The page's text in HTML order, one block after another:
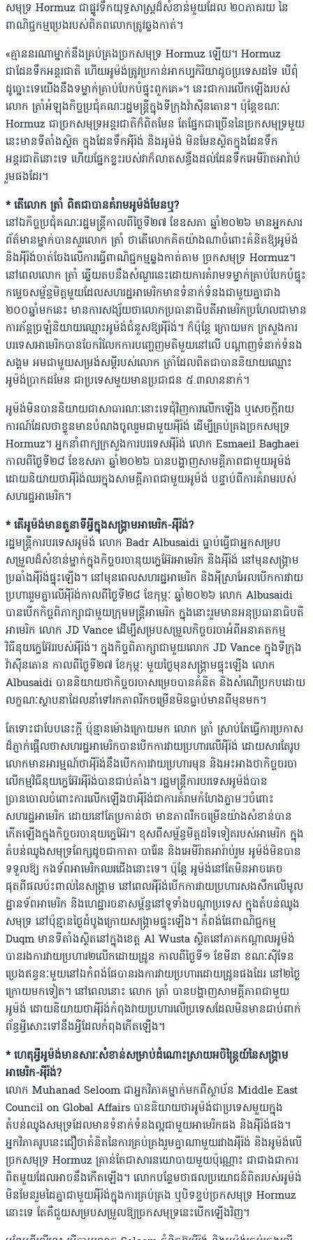
សមុទ្រ Hormuz ជាផ្លូវទឹកយុទ្ធសាស្ត្រដ៏សំខាន់មួយដែល ២០ភាគរយ នៃ
ពាណិជ្ជកម្មប្រេងរបស់ពិភពលោកត្រូវឆ្លងកាត់។
«គ្មាននរណាម្នាក់នឹងគ្រប់គ្រងច្រកសមុទ្រ Hormuz ឡើយ។ Hormuz
ជាដែនទឹកអន្តរជាតិ ហើយអូម៉ង់ត្រូវប្រកាន់អាកប្បកិរិយាដូចប្រទេសដទៃ បើពុំ
ដូច្នោះទេយើងនឹងទម្លាក់គ្រាប់បែកបំផ្ទុះពួកគេ»។ នេះជាការលើកឡើងរបស់
លោក ត្រាំអំឡុងកិច្ចប្រជុំគណៈរដ្ឋមន្ត្រីក្នុងទីក្រុងវ៉ាស៊ីនតោន។ ប៉ុន្តែខណៈ
Hormuz ជាច្រកសមុទ្រអន្តរជាតិក៏ពិតមែន តែផ្នែកជាច្រើននៃច្រកសមុទ្រមួយ
នេះមានទីតាំងស្ថិត ក្នុងដែនទឹកអ៉ីរ៉ង់ និងអូម៉ង់ មិនមែនស្ថិតក្នុងដែនទឹក
អន្តរជាតិនោះទេ ហើយផ្នែកខ្លះរបស់វាក៏លាតសន្ធឹងដល់ដែនទឹកអេមីរ៉ាតអារ៉ាប់
រួមផងដែរ។
* តើលោក ត្រាំ ពិតជាបានគំរាមអូម៉ង់មែនឬ?
នៅឯកិច្ចប្រជុំគណៈរដ្ឋមន្ត្រីកាលពីថ្ងៃទី២៧ ខែឧសភា ឆ្នាំ២០២៦ មានអ្នកសារ
ព័ត៌មានម្នាក់បានសួរលោក ត្រាំ ថាតើលោកគិតយ៉ាងណាចំពោះគំនិតឱ្យអូម៉ង់
និងអ៉ីរ៉ង់ចាត់ចែងលើការធ្វើពាណិជ្ជកម្មឆ្លងកាត់តាម ច្រកសមុទ្រ Hormuz។
នៅពេលលោក ត្រាំ ឆ្លើយតបនឹងសំណួរនេះដោយការគំរាមទម្លាក់គ្រាប់បែកបំផ្ទុះ
កម្ទេចសម្ព័ន្ធមិត្តមួយដែលសហរដ្ឋអាមេរិកមានទំនាក់ទំនងជាមួយគ្នាជាង
២០០ឆ្នាំមកនេះ មានការសង្ស័យថាលោកប្រធានាធិបតីអាមេរិកប្រហែលជាមាន
ការភ័ន្តច្រឡំនិយាយឈ្មោះអូម៉ង់ជំនួសឱ្យអ៉ីរ៉ង់។ ក៏ប៉ុន្តែ ក្រោយមក ក្រសួងការ
បរទេសអាមេរិកបានចែករំលែកការបញ្ចេញមតិមួយនៅលើ បណ្ដាញទំនាក់ទំនង
សង្គម អមជាមួយសម្រង់សម្ដីរបស់លោក ត្រាំដែលពិតជាបាននិយាយឈ្មោះ
អូម៉ង់ប្រាកដមែន ជាប្រទេសមួយមានប្រជាជន ៥.៣លាននាក់។
អូម៉ង់មិនបាននិយាយជាសាធារណៈនោះទេជុំវិញការលើកឡើង ឬសេចក្ដីរាយ
ការណ៍ដែលថាខ្លួនមានបំណងចូលរួមជាមួយអ៉ីរ៉ង់ ដើម្បីគ្រប់គ្រងច្រកសមុទ្រ
Hormuz។ អ្នកនាំពាក្យក្រសួងការបរទេសអ៉ីរ៉ង់ លោក Esmaeil Baghaei
កាលពីថ្ងៃទី២៨ ខែឧសភា ឆ្នាំ២០២៦ បានបង្ហាញសាមគ្គីភាពជាមួយអូម៉ង់
ដោយនិយាយថាអ៉ីរ៉ង់ឈរក្នុងសាមគ្គីភាពជាមួយអូម៉ង់ បន្ទាប់ពីការគំរាមរបស់
សហរដ្ឋអាមេរិក។
* តើអូម៉ង់មានតួនាទីអ្វីក្នុងសង្រ្គាមអាមេរិក-​អ៉ីរ៉ង់?
រដ្ឋមន្ត្រីការបរទេសអូម៉ង់ លោក Badr Albusaidi ធ្លាប់ធ្វើជាអ្នកសម្រប
សម្រួលដ៏សំខាន់ម្នាក់ក្នុងកិច្ចចរចានុយក្លេអ៊ែរអាមេរិក និងអ៉ីរ៉ង់ នៅមុនសង្រ្គាម
ប្រឆាំងអ៉ីរ៉ង់ផ្ទុះឡើង។ នៅមុនពេលសហរដ្ឋអាមេរិក និងអ៉ីស្រាអែលបើកការវាយ
ប្រហាររួមគ្នាលើអ៉ីរ៉ង់កាលពីថ្ងៃទី២៨ ខែកុម្ភៈ ឆ្នាំ២០២៦ លោក Albusaidi
បានបើកកិច្ចពិភាក្សាជាមួយក្រុមមន្ត្រីអាមេរិក ក្នុងនោះរួមមានអនុប្រធានាធិបតី
អាមេរិក លោក JD Vance ដើម្បីសម្របសម្រួលកិច្ចចរចាអំពីអនាគតកម្ម
វិធីនុយក្លេអ៊ែររបស់អ៉ីរ៉ង់។ ក្នុងកិច្ចពិភាក្សាជាមួយលោក JD Vance ក្នុងទីក្រុង
វ៉ាស៊ីនតោន កាលពីថ្ងៃទី២៧ ខែកុម្ភៈ មួយថ្ងៃមុនសង្រ្គាមផ្ទុះឡើង លោក
Albusaidi បាននិយាយថាកិច្ចចរចាសម្រេចបានគំនិត និងសំណើប្រកបដោយ
លក្ខណៈស្ថាបនាដែលនាំទៅរកភាពរីកចម្រើនមិនធ្លាប់មានពីមុនមក។
តែទោះជាបែបនេះក្ដី ប៉ុន្មានម៉ោងក្រោយមក លោក ត្រាំ ស្រាប់តែធ្វើការប្រកាស
ដ៏ភ្ញាក់ផ្អើលថាសហរដ្ឋអាមេរិកបានបើកការវាយប្រហារលើអ៉ីរ៉ង់ ដោយសារតែរូប
លោកមានអារម្មណ៍ថាអ៉ីរ៉ង់នឹងបើកការវាយប្រហារមុន និងអះអាងថាកិច្ចចរចា
លើកម្មវិធីនុយក្លេអ៊ែរអ៉ីរ៉ង់បានជាប់គាំង។ រដ្ឋមន្ត្រីការបរទេសអូម៉ង់បាន
ច្រានចោលចំពោះការលើកឡើងថាអ៉ីរ៉ង់ជាការគំរាមកំហែងភ្លាមៗចំពោះ
សហរដ្ឋអាមេរិក ដោយនៅតែប្រកាន់ថា មានភាពរីកចម្រើនយ៉ាងសំខាន់បាន
កើតឡើងក្នុងកិច្ចចរចានុយក្លេអ៊ែរ។ ខុសពីសម្ព័ន្ធមិត្តដទៃទៀតរបស់អាមេរិក ក្នុង
តំបន់ឈូងសមុទ្រពែក្សដូចជាកាតា បារ៉ែន និងអេមីរ៉ាតអារ៉ាប់រួម អូម៉ង់មិនបាន
ទទួលឱ្យ កងទ័ពអាមេរិកឈរជើងនោះទេ។ ប៉ុន្តែ អូម៉ង់នៅតែមិនអាចគេច
ផុតពីផលប៉ះពាល់នៃសង្រ្គាម នៅពេលអ៉ីរ៉ង់បើកការវាយប្រហារសងសឹកលើមូល
ដ្ឋានទ័ពអាមេរិក និងហេដ្ឋារចនាសម្ព័ន្ធនៅទូទាំងបណ្ដាប្រទេស ក្នុងតំបន់ឈូង
សមុទ្រ នៅប៉ុន្មានថ្ងៃដំបូងក្រោយសង្រ្គាមផ្ទុះឡើង។ កំពង់ផែពាណិជ្ជកម្ម
Duqm មានទីតាំងស្ថិតនៅក្នុងខេត្ត Al Wusta ស្ថិតនៅភាគកណ្ដាលអូម៉ង់
បានរងការវាយប្រហារ២លើកដោយដ្រូន កាលពីថ្ងៃទី១ ខែមីនា ខណៈស៊ីទែន
ប្រេងឥន្ធនៈមួយនៅឯកំពង់ផែបានរងការវាយប្រហារដោយដ្រូនផងដែរ នៅ២ថ្ងៃ
ក្រោយមកទៀត។ នៅពេលនោះ លោក ត្រាំ បានបង្ហាញសាមគ្គីភាពជាមួយ
អូម៉ង់ ដោយនិយាយថាអ៉ីរ៉ង់កំពុងវាយប្រហារលើប្រទេសដែលមិនមានជាប់ពាក់
ព័ន្ធអ្វីសោះទៅនឹងអ្វីដែលកំពុងកើតឡើង។
*​ ហេតុអ្វីអូម៉ង់មានសារៈសំខាន់សម្រាប់ដំណោះស្រាយអចិន្ត្រៃយ៍នៃសង្រ្គាម
អាមេរិក-អ៉ីរ៉ង់?
លោក Muhanad Seloom ជាអ្នកវិភាគម្នាក់មកពីស្ថាប័ន Middle East
Council on Global Affairs បាននិយាយថាអូម៉ង់ជាប្រទេសមួយក្នុង
តំបន់ឈូងសមុទ្រដែលមានទំនាក់ទំនងល្អជាមួយអាមេរិកផង និងអ៉ីរ៉ង់ផង។
អ្នកវិភាគរូបនេះជឿថាគំនិតនៃការគ្រប់គ្រងរួមគ្នាណាមួយរវាងអ៉ីរ៉ង់ និងអូម៉ង់លើ
ច្រកសមុទ្រ Hormuz គ្រាន់តែជាសារនយោបាយមួយប៉ុណ្ណោះ ជាជាងជាការ
ពិតមួយដែលអាចនឹងកើតឡើង។ លោកបន្ថែមថាផលប្រយោជន៍ពិតរបស់អូម៉ង់
មិនមែនរួមដៃគ្នាជាមួយអ៉ីរ៉ង់ក្នុងការគ្រប់គ្រង ឬបិទខ្ទប់ច្រកសមុទ្រ Hormuz
នោះទេ តែគឺជួយសម្របសម្រួលឱ្យច្រកសមុទ្រនេះបើកឡើងវិញ។